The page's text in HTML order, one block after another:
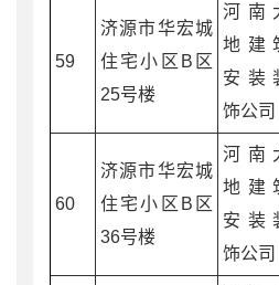
59
济源市华宏城
住宅小区B区
25号楼
河南
地建
安装
饰公司
60
济源市华宏城
住宅小区B区
36号楼
河南
地建
安装
饰公司